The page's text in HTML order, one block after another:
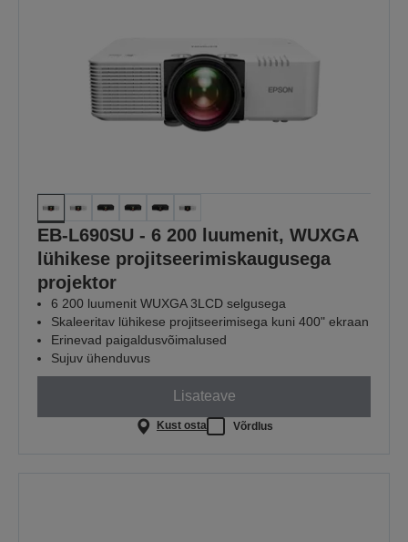
EB-L690SU - 6 200 luumenit, WUXGA
lühikese projitseerimiskaugusega
projektor
6 200 luumenit WUXGA 3LCD selgusega
Skaleeritav lühikese projitseerimisega kuni 400" ekraan
Erinevad paigaldusvõimalused
Sujuv ühenduvus
Lisateave
Kust osta Võrdlus